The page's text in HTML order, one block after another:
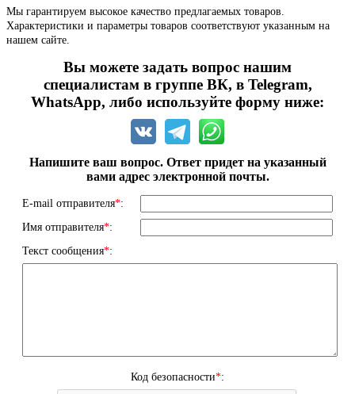
Мы гарантируем высокое качество предлагаемых товаров.
Характеристики и параметры товаров соответствуют указанным на
нашем сайте.
Вы можете задать вопрос нашим
специалистам в группе ВК, в Telegram,
WhatsApp, либо используйте форму ниже:
Напишите ваш вопрос. Ответ придет на указанный
вами адрес электронной почты.
E-mail отправителя*:
Имя отправителя*:
Текст сообщения*:
Код безопасности*: